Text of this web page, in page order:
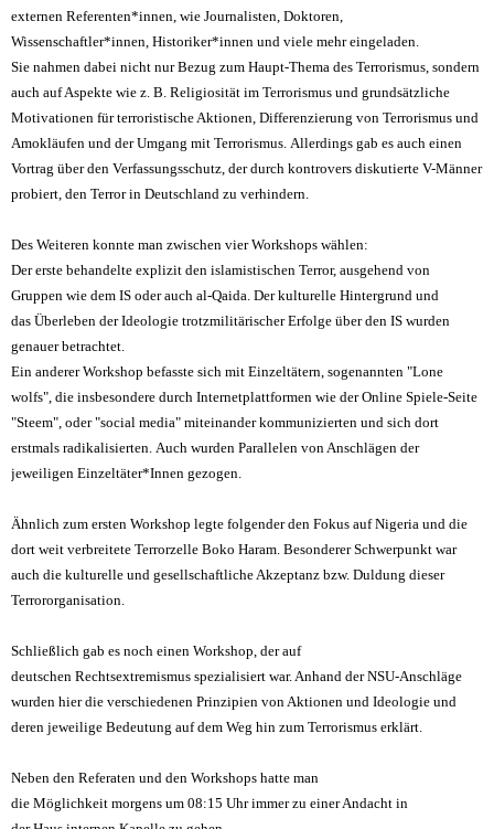
externen Referenten*innen, wie Journalisten, Doktoren,
Wissenschaftler*innen, Historiker*innen und viele mehreingeladen.
Sie nahmen dabei nicht nur Bezug zum Haupt-Thema des Terrorismus, sondern
auch auf Aspekte wie z. B. Religiosität im Terrorismus und grundsätzliche
Motivationen für terroristische Aktionen, Differenzierung von Terrorismus und
Amokläufen und der Umgang mit Terrorismus. Allerdings gab es auch einen
Vortrag über den Verfassungsschutz, der durch kontrovers diskutierte V-Männer
probiert, den Terror in Deutschland zu verhindern.
Des Weiteren konnte man zwischen vier Workshops wählen:
Der erste behandelte explizit den islamistischen Terror, ausgehend von
Gruppen wie dem IS oderauch al-Qaida. Der kulturelle Hintergrund und
das Überleben der Ideologie trotzmilitärischerErfolge überden IS wurden
genauer betrachtet.
Ein anderer Workshop befasste sich mit Einzeltätern, sogenannten "Lone
wolfs", die insbesondere durch Internetplattformen wie der Online Spiele-Seite
"Steem", oder "social media" miteinander kommunizierten und sich dort
erstmals radikalisierten. Auch wurden Parallelen von Anschlägen der
jeweiligen Einzeltäter*Innen gezogen.
Ähnlich zum ersten Workshop legte folgender den Fokus auf Nigeria und die
dort weit verbreitete Terrorzelle Boko Haram. Besonderer Schwerpunkt war
auch die kulturelle und gesellschaftliche Akzeptanz bzw. Duldung dieser
Terrororganisation.
Schließlich gab es noch einen Workshop, der auf
deutschen Rechtsextremismus spezialisiert war. Anhand der NSU-Anschläge
wurden hier die verschiedenen Prinzipien von Aktionen und Ideologie und
deren jeweilige Bedeutung auf dem Weg hin zum Terrorismus erklärt.
Neben den Referaten und den Workshops hatte man
die Möglichkeit morgens um 08:15 Uhrimmer zu einer Andacht in